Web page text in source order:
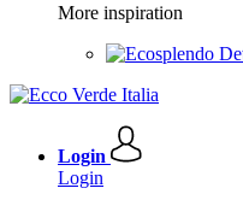
More inspiration
Login
Login